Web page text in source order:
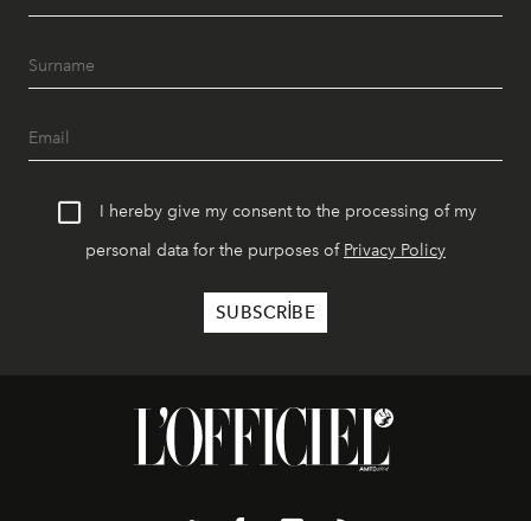
I hereby give my consent to the processing of my
personal data for the purposes of Privacy Policy